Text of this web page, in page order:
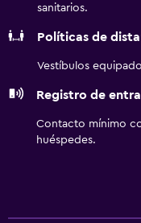
sanitarios.
Políticas de
Vestíbulos
Registro de
Contacto mínimo
huéspedes.